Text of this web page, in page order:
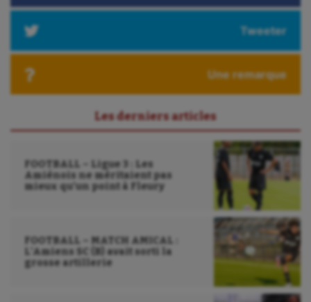
Parkour
Pétanque
Randonnée / Marche
Roller-derby
Sauvetage sportif
Tweeter
Une remarque
Les derniers articles
FOOTBALL – Ligue 3 : Les
Amiénois ne méritaient pas
mieux qu’un point à Fleury
FOOTBALL – MATCH AMICAL :
L’Amiens SC (B) avait sorti la
grosse artillerie